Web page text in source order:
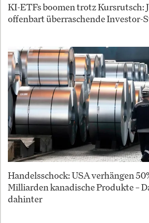
KI-ETFs boomen trotz Kursrutsch:
offenbart überraschende Investor-
Handelsschock: USA verhängen
Milliarden kanadische Produkte –
dahinter